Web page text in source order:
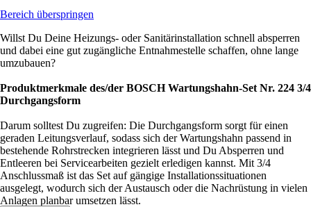
Bereich überspringen
Willst Du Deine Heizungs- oder Sanitärinstallation schnell absperren
und dabei eine gut zugängliche Entnahmestelle schaffen, ohne lange
umzubauen?
Produktmerkmale des/der BOSCH Wartungshahn-Set Nr. 224 3/4
Durchgangsform
Darum solltest Du zugreifen: Die Durchgangsform sorgt für einen
geraden Leitungsverlauf, sodass sich der Wartungshahn passend in
bestehende Rohrstrecken integrieren lässt und Du Absperren und
Entleeren bei Servicearbeiten gezielt erledigen kannst. Mit 3/4
Anschlussmaß ist das Set auf gängige Installationssituationen
ausgelegt, wodurch sich der Austausch oder die Nachrüstung in vielen
Anlagen planbar umsetzen lässt.